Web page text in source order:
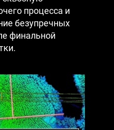
процесса и
безупречных
финальной